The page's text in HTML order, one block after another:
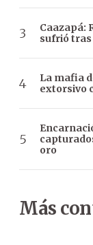
Caazapá:
sufrió tras
La mafia
extorsivo
oro
Más